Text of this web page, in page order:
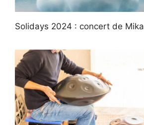
Solidays 2024 : concert de Mika